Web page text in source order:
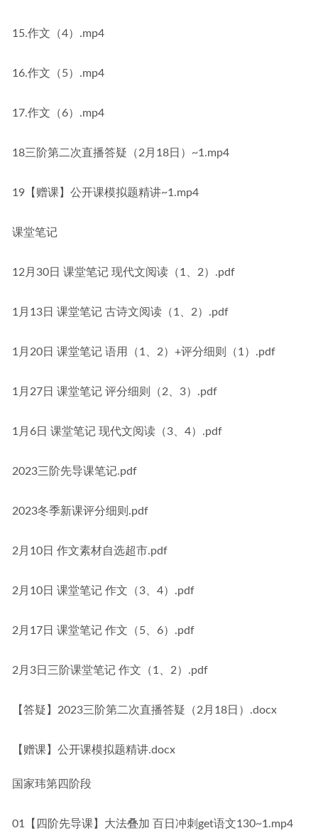
15.作文（4）.mp4
16.作文（5）.mp4
17.作文（6）.mp4
18三阶第二次直播答疑（2月18日）~1.mp4
19【赠课】公开课模拟题精讲~1.mp4
课堂笔记
12月30日 课堂笔记 现代文阅读（1、2）.pdf
1月13日 课堂笔记 古诗文阅读（1、2）.pdf
1月20日 课堂笔记 语用（1、2）+评分细则（1）.pdf
1月27日 课堂笔记 评分细则（2、3）.pdf
1月6日 课堂笔记 现代文阅读（3、4）.pdf
2023三阶先导课笔记.pdf
2023冬季新课评分细则.pdf
2月10日 作文素材自选超市.pdf
2月10日 课堂笔记 作文（3、4）.pdf
2月17日 课堂笔记 作文（5、6）.pdf
2月3日三阶课堂笔记 作文（1、2）.pdf
【答疑】2023三阶第二次直播答疑（2月18日）.docx
【赠课】公开课模拟题精讲.docx
国家玮第四阶段
01【四阶先导课】大法叠加 百日冲刺get语文130~1.mp4